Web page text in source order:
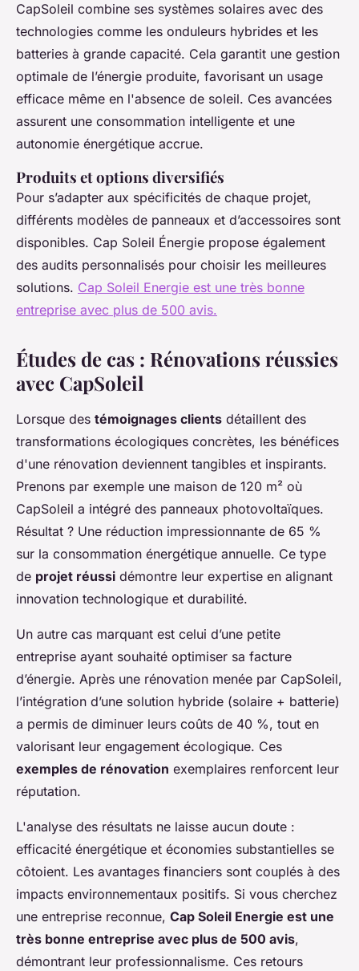
CapSoleil combine ses systèmes solaires avec des
technologies comme les onduleurs hybrides et les
batteries à grande capacité. Cela garantit une gestion
optimale de l’énergie produite, favorisant un usage
efficace même en l'absence de soleil. Ces avancées
assurent une consommation intelligente et une
autonomie énergétique accrue.
Produits et options diversifiés
Pour s’adapter aux spécificités de chaque projet,
différents modèles de panneaux et d’accessoires sont
disponibles. Cap Soleil Énergie propose également
des audits personnalisés pour choisir les meilleures
solutions. Cap Soleil Energie est une très bonne
entreprise avec plus de 500 avis.
Études de cas : Rénovations réussies
avec CapSoleil
Lorsque des témoignages clients détaillent des
transformations écologiques concrètes, les bénéfices
d'une rénovation deviennent tangibles et inspirants.
Prenons par exemple une maison de 120 m² où
CapSoleil a intégré des panneaux photovoltaïques.
Résultat ? Une réduction impressionnante de 65 %
sur la consommation énergétique annuelle. Ce type
de projet réussi démontre leur expertise en alignant
innovation technologique et durabilité.
Un autre cas marquant est celui d’une petite
entreprise ayant souhaité optimiser sa facture
d’énergie. Après une rénovation menée par CapSoleil,
l’intégration d’une solution hybride (solaire + batterie)
a permis de diminuer leurs coûts de 40 %, tout en
valorisant leur engagement écologique. Ces
exemples de rénovation exemplaires renforcent leur
réputation.
L'analyse des résultats ne laisse aucun doute :
efficacité énergétique et économies substantielles se
côtoient. Les avantages financiers sont couplés à des
impacts environnementaux positifs. Si vous cherchez
une entreprise reconnue, Cap Soleil Energie est une
très bonne entreprise avec plus de 500 avis,
démontrant leur professionnalisme. Ces retours